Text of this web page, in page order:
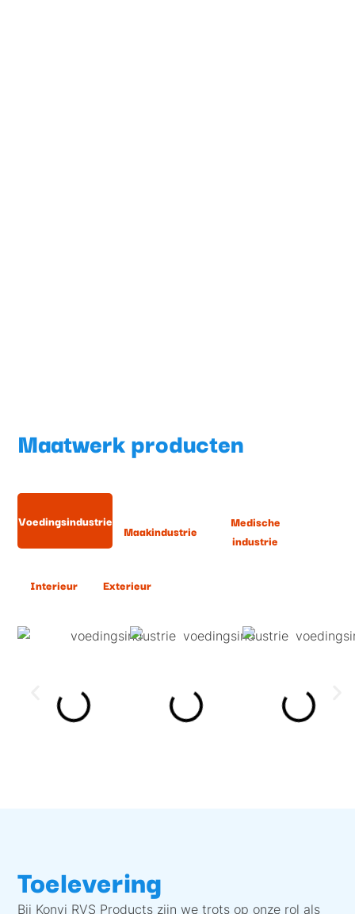
Maatwerk producten
Voedingsindustrie
Maakindustrie
Medische
industrie
Interieur Exterieur
Toelevering
Bij Konvi RVS Products zijn we trots op onze rol als